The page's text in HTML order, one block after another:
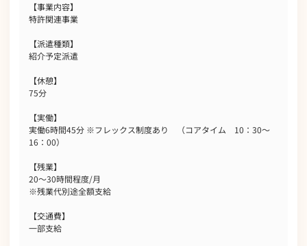
【事業内容】
特許関連事業
【派遣種類】
紹介予定派遣
【休憩】
75分
【実働】
実働6時間45分 ※フレックス制度あり （コアタイム 10：30～
16：00）
【残業】
20～30時間程度/月
※残業代別途全額支給
【交通費】
一部支給